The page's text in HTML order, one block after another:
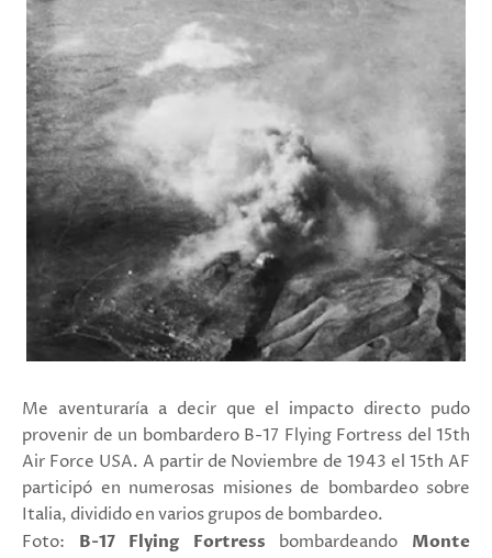
Me aventuraría a decir que el impacto directo pudo
provenir de un bombardero B-17 Flying Fortress del 15th
Air Force USA. A partir de Noviembre de 1943 el 15th AF
participó en numerosas misiones de bombardeo sobre
Italia, dividido en varios grupos de bombardeo.
Foto: B-17 Flying Fortress bombardeando Monte